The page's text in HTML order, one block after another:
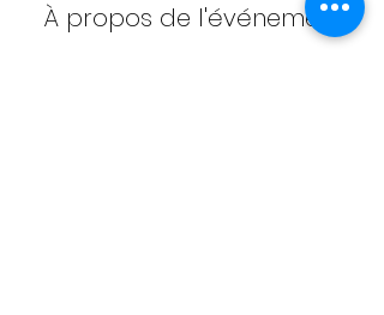
À propos de l'événement